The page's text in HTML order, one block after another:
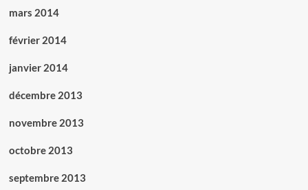
mars 2014
février 2014
janvier 2014
décembre 2013
novembre 2013
octobre 2013
septembre 2013